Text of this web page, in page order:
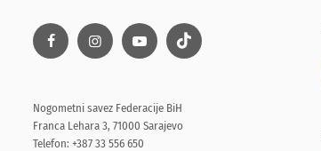
Nogometni savez Federacije BiH
Franca Lehara 3, 71000 Sarajevo
Telefon: +387 33 556 650